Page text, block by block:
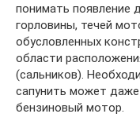
понимать появление
горловины, течей
обусловленных
области
(сальников).
сапунить может
бензиновый мотор.